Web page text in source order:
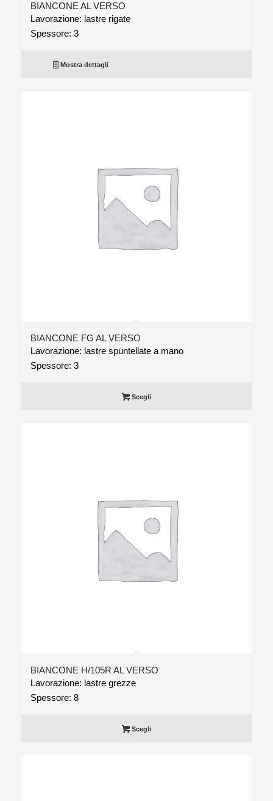
BIANCONE AL VERSO
Lavorazione: lastre rigate
Spessore: 3
Mostra dettagli
BIANCONE FG AL VERSO
Lavorazione: lastre spuntellate a mano
Spessore: 3
Scegli
BIANCONE H/105R AL VERSO
Lavorazione: lastre grezze
Spessore: 8
Scegli